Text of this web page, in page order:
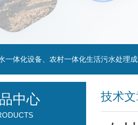
一体化设备、农村一体化生活污水处理
技术
中心